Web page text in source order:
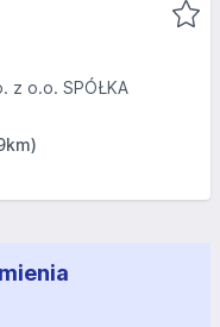
z o.o. SPÓŁKA